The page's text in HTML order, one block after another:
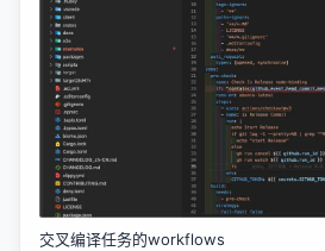
交叉编译任务的workflows